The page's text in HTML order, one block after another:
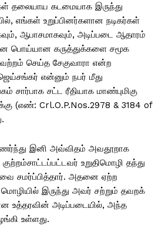
தலையாய கடமையாக இருந்து
எங்கள் உறுப்பினர்களான நடிகர்கள்
ஆபாசமாகவும், அடிப்படை ஆதாரம்
பொய்யான கருத்துக்களை சமூக
செய்த சேகுவாரா என்ற
என்னும் நபர் மீது
சார்பாக சட்ட ரீதியாக மாண்புமிகு
(எண்: Crl.O.P.Nos.2978 & 3184 of
இனி அவ்விதம் அவதூறாக
உறுதிமொழி தந்து
சமர்ப்பித்தார். அதனை ஏற்ற
இருந்து அவர் சற்றும் தவறக்
உத்தரவின் அடிப்படையில், அந்த
உள்ளது.